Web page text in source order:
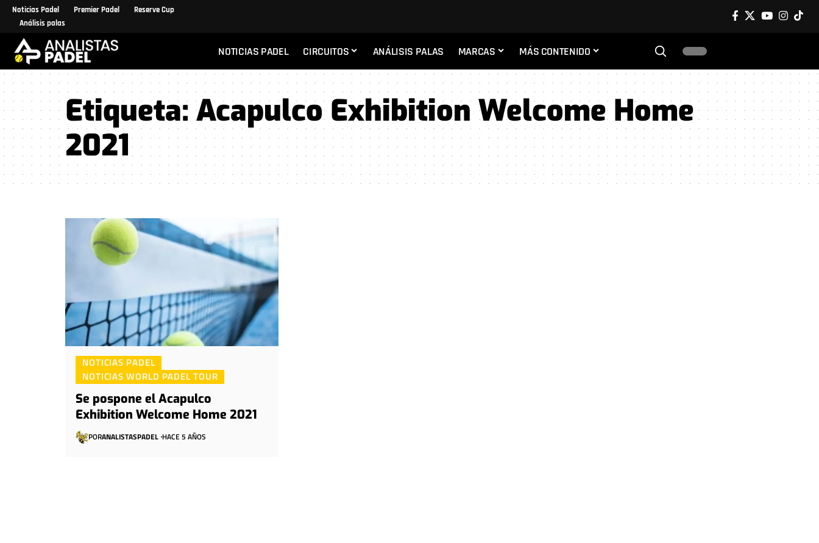
Noticias Padel Premier Padel
Reserve Cup
Análisis palas
NOTICIAS PADEL CIRCUITOS ANÁLISIS PALAS MARCAS MÁS CONTENIDO
Etiqueta:Acapulco Exhibition Welcome Home
2021
NOTICIAS PADEL
NOTICIAS WORLD PADEL TOUR
Se pospone el Acapulco
Exhibition Welcome Home 2021
PORANALISTASPADEL HACE 5 AÑOS